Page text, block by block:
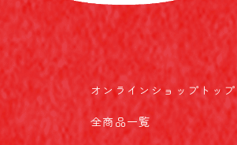
オンラインショップトップ
全商品一覧